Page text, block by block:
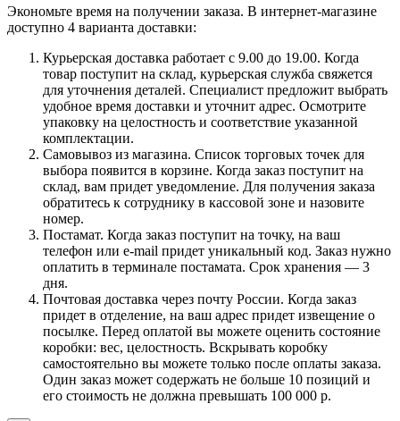
Экономьте время на получении заказа. В интернет-магазине
доступно 4 варианта доставки:
Курьерская доставка работает с 9.00 до 19.00. Когда
товар поступит на склад, курьерская служба свяжется
для уточнения деталей. Специалист предложит выбрать
удобное время доставки и уточнит адрес. Осмотрите
упаковку на целостность и соответствие указанной
комплектации.
Самовывоз из магазина. Список торговых точек для
выбора появится в корзине. Когда заказ поступит на
склад, вам придет уведомление. Для получения заказа
обратитесь к сотруднику в кассовой зоне и назовите
номер.
Постамат. Когда заказ поступит на точку, на ваш
телефон или e-mail придет уникальный код. Заказ нужно
оплатить в терминале постамата. Срок хранения — 3
дня.
Почтовая доставка через почту России. Когда заказ
придет в отделение, на ваш адрес придет извещение о
посылке. Перед оплатой вы можете оценить состояние
коробки: вес, целостность. Вскрывать коробку
самостоятельно вы можете только после оплаты заказа.
Один заказ может содержать не больше 10 позиций и
его стоимость не должна превышать 100 000 р.